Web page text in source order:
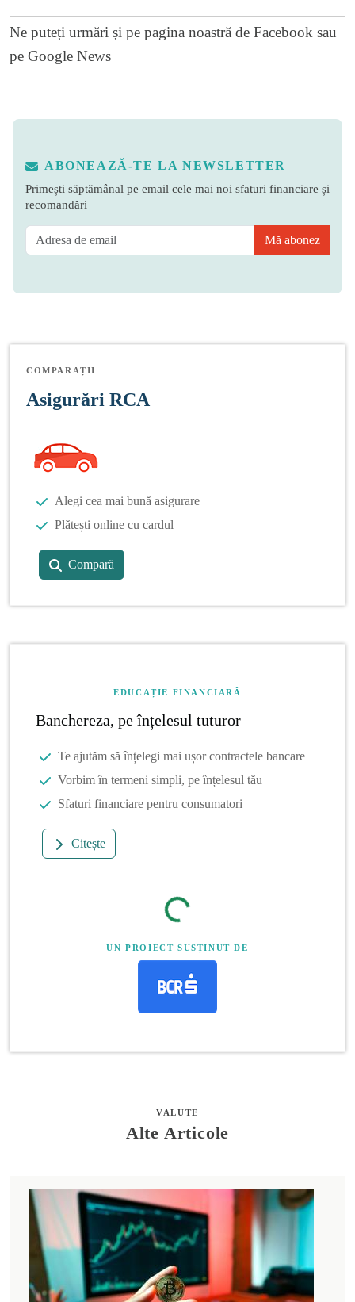
Ne puteți urmări și pe pagina noastră de Facebook sau
pe Google News
ABONEAZĂ-TE LA NEWSLETTER
Primești săptămânal pe email cele mai noi sfaturi financiare și
recomandări
Mă abonez
COMPARAȚII
Asigurări RCA
Alegi cea mai bună asigurare
Plătești online cu cardul
Compară
EDUCAȚIE FINANCIARĂ
Banchereza, pe înțelesul tuturor
Te ajutăm să înțelegi mai ușor contractele bancare
Vorbim în termeni simpli, pe înțelesul tău
Sfaturi financiare pentru consumatori
Citește
UN PROIECT SUSȚINUT DE
VALUTE
Alte Articole